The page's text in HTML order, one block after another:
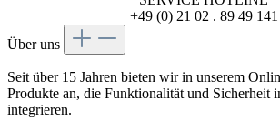
+49 (0) 21 02 . 89 49 141
Über uns
Seit über 15 Jahren bieten wir in unserem
Produkte an, die Funktionalität und Sicherheit
integrieren.